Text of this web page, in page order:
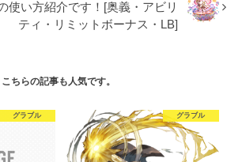
使い方紹介です！[奥義・アビリ
ティ・リミットボーナス・LB]
こちらの記事も人気です。
グラブル グラブル